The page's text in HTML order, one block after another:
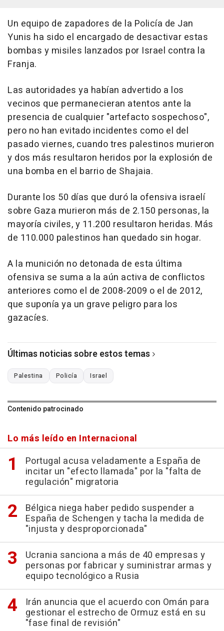
Un equipo de zapadores de la Policía de Jan
Yunis ha sido el encargado de desactivar estas
bombas y misiles lanzados por Israel contra la
Franja.
Las autoridades ya habían advertido a los
vecinos que permanecieran atentos ante la
presencia de cualquier "artefacto sospechoso",
pero no han evitado incidentes como el del
pasado viernes, cuando tres palestinos murieron
y dos más resultaron heridos por la explosión de
una bomba en el barrio de Shajaia.
Durante los 50 días que duró la ofensiva israelí
sobre Gaza murieron más de 2.150 personas, la
mayoría civiles, y 11.200 resultaron heridas. Más
de 110.000 palestinos han quedado sin hogar.
A la munición no detonada de esta última
ofensiva se suma a la aún activa de conflictos
anteriores como el de 2008-2009 o el de 2012,
que suponía ya un grave peligro para los
gazacíes.
Últimas noticias sobre estos temas
Palestina Policía Israel
Contenido patrocinado
Lo más leído en Internacional
Portugal acusa veladamente a España de
incitar un "efecto llamada" por la "falta de
regulación" migratoria
Bélgica niega haber pedido suspender a
España de Schengen y tacha la medida de
"injusta y desproporcionada"
Ucrania sanciona a más de 40 empresas y
personas por fabricar y suministrar armas y
equipo tecnológico a Rusia
Irán anuncia que el acuerdo con Omán para
gestionar el estrecho de Ormuz está en su
"fase final de revisión"